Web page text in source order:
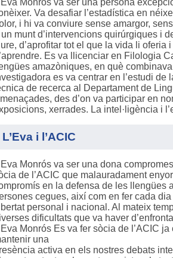
Va desafiar l’estadística en
i hi va conviure sense amargor,
munt d’intervencions quirúrgiques i
d’aprofitar tot el que la vida li oferia
Es va llicenciar en Filologia
amazòniques, en què
es va centrar en l’estudi
de recerca al Departament de
des d’on va participar en
xerrades. La intel·ligència i
L’Eva i l’ACIC
Monrós va ser una dona
de l’ACIC que malauradament
en la defensa de les llengües
cegues, així com en fer cada
personal i nacional. Al mateix
dificultats que va haver
Monrós Es va fer sòcia de l’ACIC
una
activa en els nostres debats